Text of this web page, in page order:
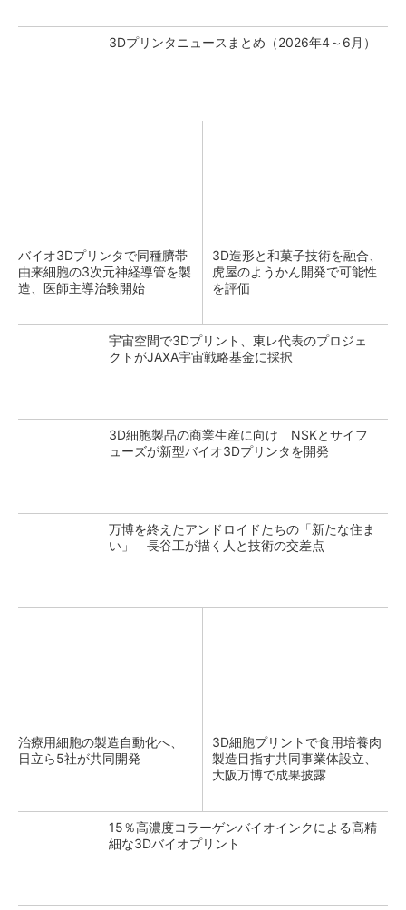
3Dプリンタニュースまとめ（2026年4～6月）
バイオ3Dプリンタで同種臍帯
由来細胞の3次元神経導管を製
造、医師主導治験開始
3D造形と和菓子技術を融合、
虎屋のようかん開発で可能性
を評価
宇宙空間で3Dプリント、東レ代表のプロジェ
クトがJAXA宇宙戦略基金に採択
3D細胞製品の商業生産に向け NSKとサイフ
ューズが新型バイオ3Dプリンタを開発
万博を終えたアンドロイドたちの「新たな住ま
い」 長谷工が描く人と技術の交差点
治療用細胞の製造自動化へ、
日立ら5社が共同開発
3D細胞プリントで食用培養肉
製造目指す共同事業体設立、
大阪万博で成果披露
15％高濃度コラーゲンバイオインクによる高精
細な3Dバイオプリント